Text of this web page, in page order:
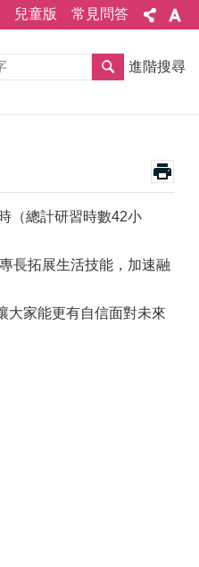
兒童版 常見問答
進階搜尋
（總計研習時數42小
長拓展生活技能，加速融
大家能更有自信面對未來